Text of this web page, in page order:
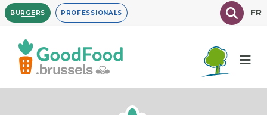
Overslaan
en
inhoud
gaan
BURGERS PROFESSIONALS TexteFR